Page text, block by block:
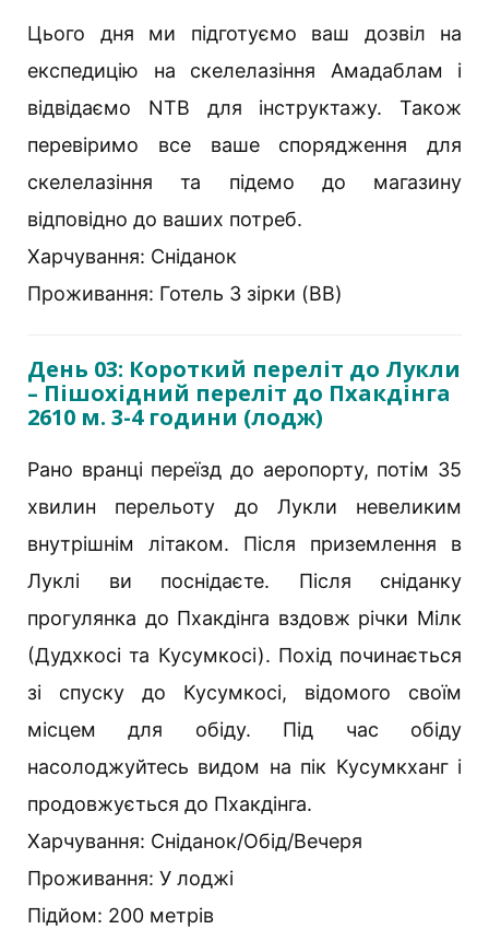
Цього дня ми підготуємо ваш дозвіл на
експедицію на скелелазіння Амадаблам і
відвідаємо NTB для інструктажу. Також
перевіримо все ваше спорядження для
скелелазіння та підемо до магазину
відповідно до ваших потреб.
Харчування: Сніданок
Проживання: Готель 3 зірки (BB)
День 03: Короткий переліт до Лукли
– Пішохідний переліт до Пхакдінга
2610 м. 3-4 години (лодж)
Рано вранці переїзд до аеропорту, потім 35
хвилин перельоту до Лукли невеликим
внутрішнім літаком. Після приземлення в
Луклі ви поснідаєте. Після сніданку
прогулянка до Пхакдінга вздовж річки Мілк
(Дудхкосі та Кусумкосі). Похід починається
зі спуску до Кусумкосі, відомого своїм
місцем для обіду. Під час обіду
насолоджуйтесь видом на пік Кусумкханг і
продовжується до Пхакдінга.
Харчування: Сніданок/Обід/Вечеря
Проживання: У лоджі
Підйом: 200 метрів